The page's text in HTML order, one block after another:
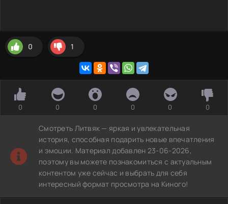
0 1
0 0 0 0 0 0
Смотреть Литвяк — яркая и увлекательная
история, способная подарить новые впечатления
и эмоции. Материал добавлен 23-06-2026,
поэтому вы можете познакомиться с актуальным
контентом уже сейчас и выбрать для себя
интересный формат просмотра на Киного!